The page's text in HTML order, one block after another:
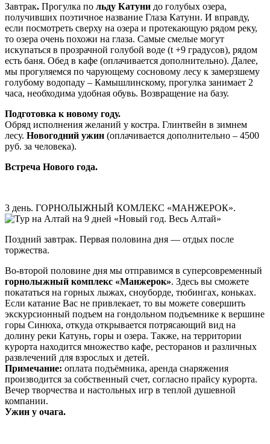
Завтрак. Прогулка по льду Катуни до голубых озера,
получивших поэтичное название Глаза Катуни. И вправду,
если посмотреть сверху на озера и протекающую рядом реку,
то озера очень похожи на глаза. Самые смелые могут
искупаться в прозрачной голубой воде (t +9 градусов), рядом
есть баня. Обед в кафе (оплачивается дополнительно). Далее,
мы прогуляемся по чарующему сосновому лесу к замерзшему
голубому водопаду – Камышлинскому, прогулка занимает 2
часа, необходима удобная обувь. Возвращение на базу.
Подготовка к новому году.
Обряд исполнения желаний у костра. Глинтвейн в зимнем
лесу. Новогодний ужин (оплачивается дополнительно – 4500
руб. за человека).
Встреча Нового года.
3 день. ГОРНОЛЫЖНЫЙ КОМЛЕКС «МАНЖЕРОК».
Поздний завтрак. Первая половина дня — отдых после
торжества.
Во-второй половине дня мы отправимся в суперсовременный
горнолыжный комплекс «Манжерок». Здесь вы сможете
покататься на горных лыжах, сноуборде, тюбингах, коньках.
Если катание Вас не привлекает, то вы можете совершить
экскурсионный подъем на гондольном подъемнике к вершине
горы Синюха, откуда открывается потрясающий вид на
долину реки Катунь, горы и озера. Также, на территории
курорта находится множество кафе, ресторанов и различных
развлечений для взрослых и детей.
Примечание: оплата подъёмника, аренда снаряжения
производится за собственный счет, согласно прайсу курорта.
Вечер творчества и настольных игр в теплой душевной
компании.
Ужин у очага.